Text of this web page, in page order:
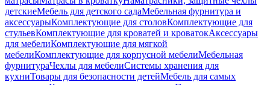
детскиеМебель для детского садаМебельная фурнитура и
аксессуарыКомплектующие для столовКомплектующие для
стульевКомплектующие для кроватей и кроватокАксессуары
для мебелиКомплектующие для мягкой
мебелиКомплектующие для корпусной мебелиМебельная
фурнитураЧехлы для мебелиСистемы хранения для
кухниТовары для безопасности детейМебель для самых